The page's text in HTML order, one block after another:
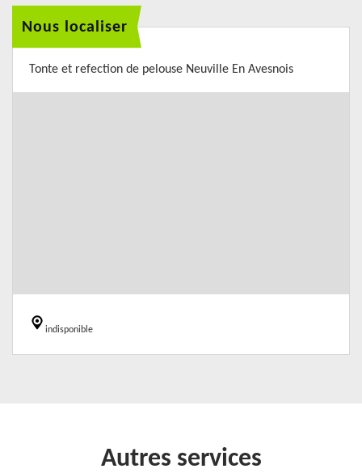
Nous localiser
Tonte et refection de pelouse Neuville En Avesnois
indisponible
Autres services